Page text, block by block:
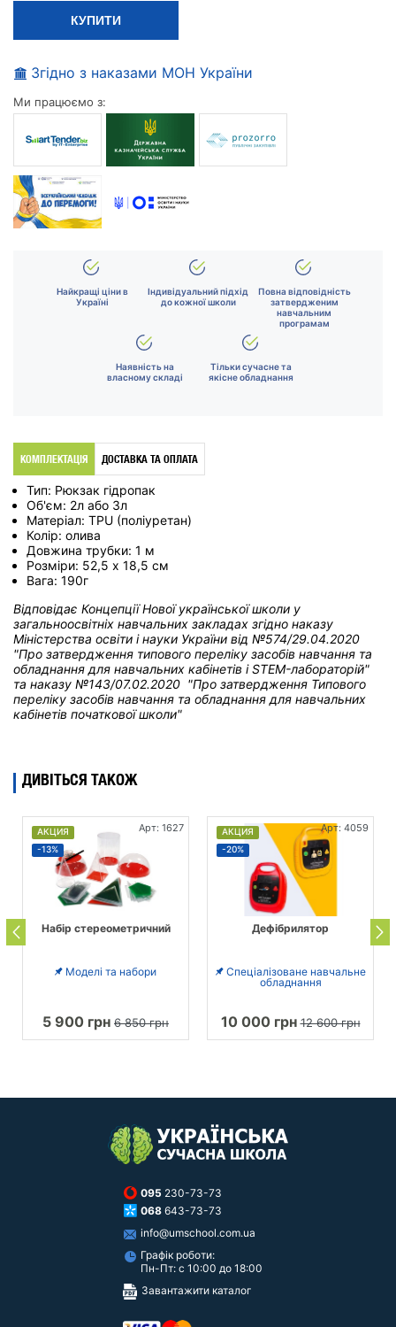
КУПИТИ
Згідно з наказами МОН України
Ми працюємо з:
Найкращі ціни в
Україні
Індивідуальний підхід
до кожної школи
Повна відповідність
затвердженим
навчальним
програмам
Наявність на
власному складі
Тільки сучасне та
якісне обладнання
КОМПЛЕКТАЦІЯ ДОСТАВКА ТА ОПЛАТА
Тип: Рюкзак гідропак
Об'єм: 2л або 3л
Матеріал: TPU (поліуретан)
Колір: олива
Довжина трубки: 1 м
Розміри: 52,5 х 18,5 см
Вага: 190г
Відповідає Концепції Нової української школи у
загальноосвітніх навчальних закладах згідно наказу
Міністерства освіти і науки України від №574/29.04.2020
"Про затвердження типового переліку засобів навчання та
обладнання для навчальних кабінетів і STEM-лабораторій"
та наказу №143/07.02.2020 "Про затвердження Типового
переліку засобів навчання та обладнання для навчальних
кабінетів початкової школи"
ДИВІТЬСЯ ТАКОЖ
АКЦИЯ
-13%
Арт: 1627
Набір стереометричний
Моделі та набори
5 900 грн 6 850 грн
АКЦИЯ
-20%
Арт: 4059
Дефібрилятор
Спеціалізоване навчальне
обладнання
10 000 грн12 600 грн
095 230-73-73
068 643-73-73
info@umschool.com.ua
Графік роботи:
Пн-Пт: с 10:00 до 18:00
Завантажити каталог